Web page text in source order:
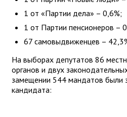
1 от «Партии дела» – 0,6%;
1 от Партии пенсионеров –
67 самовыдвиженцев –
На выборах депутатов 86
органов и двух
замещении 544 мандатов были
кандидата: